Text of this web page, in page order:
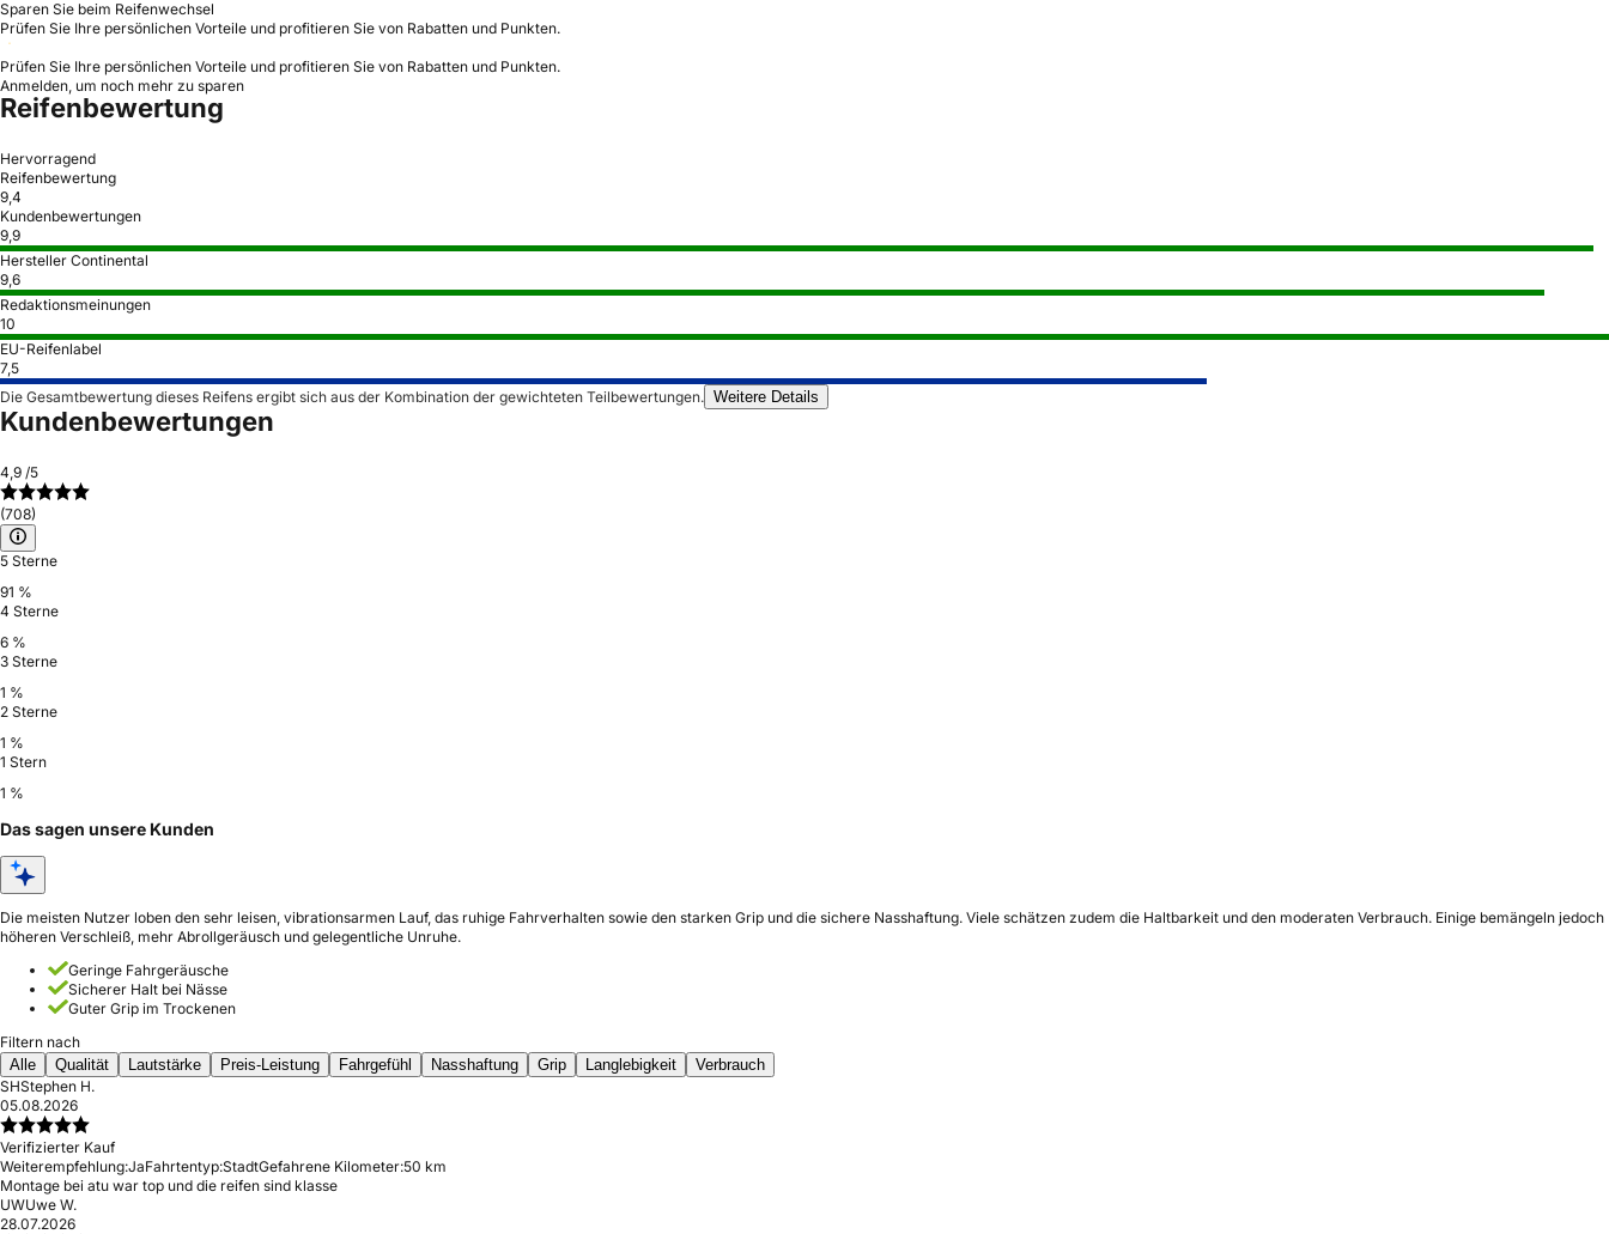
Sparen Sie beim Reifenwechsel
Prüfen Sie Ihre persönlichen Vorteile und profitieren Sie von Rabatten und Punkten.
Prüfen Sie Ihre persönlichen Vorteile und profitieren Sie von Rabatten und Punkten.
Anmelden, um noch mehr zu sparen
Reifenbewertung
Hervorragend
Reifenbewertung
9,4
Kundenbewertungen
9,9
Hersteller Continental
9,6
Redaktionsmeinungen
10
EU-Reifenlabel
7,5
Die Gesamtbewertung dieses Reifens ergibt sich aus der Kombination der gewichteten Teilbewertungen. Weitere Details
Kundenbewertungen
4,9 /5
(708)
5 Sterne
91 %
4 Sterne
6 %
3 Sterne
1 %
2 Sterne
1 %
1 Stern
1 %
Das sagen unsere Kunden
Die meisten Nutzer loben den sehr leisen, vibrationsarmen Lauf, das ruhige Fahrverhalten sowie den starken Grip und die sichere Nasshaftung. Viele schätzen zudem die Haltbarkeit und den moderaten Verbrauch. Einige bemängeln jedoch
höheren Verschleiß, mehr Abrollgeräusch und gelegentliche Unruhe.
Geringe Fahrgeräusche
Sicherer Halt bei Nässe
Guter Grip im Trockenen
Filtern nach
Alle
Qualität Lautstärke Preis-Leistung Fahrgefühl Nasshaftung Grip Langlebigkeit
Verbrauch
SHStephen H.
05.08.2026
Verifizierter Kauf
Weiterempfehlung:JaFahrtentyp:StadtGefahrene Kilometer:50 km
Montage bei atu war top und die reifen sind klasse
UWUwe W.
28.07.2026